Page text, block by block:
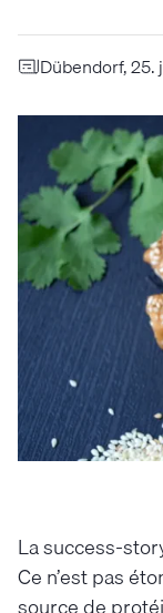
Dübendorf,
La success-
Ce n’est pas